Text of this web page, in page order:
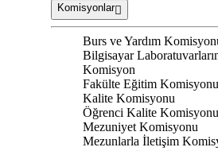
Komisyonlar
Burs ve Yardım
Bilgisayar
Komisyon
Fakülte Eğitim Komisyonu
Kalite Komisyonu
Öğrenci Kalite Komisyonu
Mezuniyet Komisyonu
Mezunlarla İletişim